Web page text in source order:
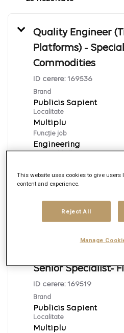
Quality Engineer
Platforms) -
Commodities
ID cerere: 169536
Brand
Publicis Sapient
Localitate
Multiplu
Funcție job
Engineering
Data publicării
Aplică
Senior Specialist-
ID cerere: 169519
Brand
Publicis Sapient
Localitate
Multiplu
This website uses cookies to give users
content and experience.
Reject All
Manage